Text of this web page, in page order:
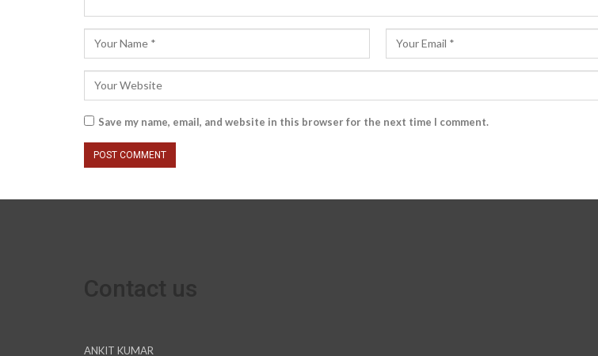
Save my name, email, and website in this browser for the next time I comment.
ANKIT KUMAR